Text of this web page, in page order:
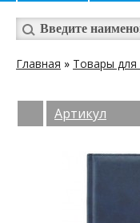
Вы здесь
Главная » Товары
Артикул